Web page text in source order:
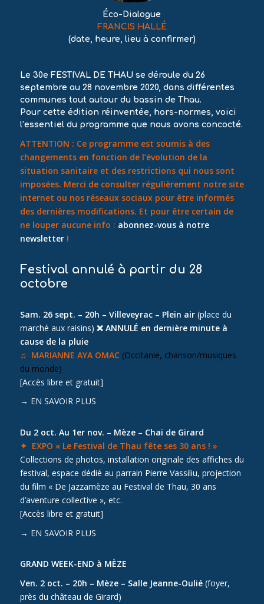
Éco-Dialogue
FRANCIS HALLÉ
(date, heure, lieu à confirmer)
Le 30e FESTIVAL DE THAU se déroule du 26
septembre au 28 novembre 2020, dans différentes
communes tout autour du bassin de Thau.
Pour cette édition réinventée, hors-normes, voici
l’essentiel du programme que nous avons concocté.
ATTENTION : Ce programme est soumis à des
changements en fonction de l’évolution de la
situation sanitaire et des restrictions qui nous sont
imposées. Merci de consulter régulièrement notre site
internet ou nos réseaux sociaux pour être informés
des dernières modifications. Et pour être certain de
ne louper aucune info : abonnez-vous à notre
newsletter!
Festival annulé à partir du 28
octobre
Sam. 26 sept. – 20h – Villeveyrac – Plein air(place du
marché aux raisins) ❌ ANNULÉ en dernière minute à
cause de la pluie
♫ MARIANNE AYA OMAC(Occitanie, chanson/musiques
du monde)
[Accès libre et gratuit]
→ EN SAVOIR PLUS
Du 2 oct. Au 1er nov. – Mèze – Chai de Girard
✦ EXPO « Le Festival de Thau fête ses 30 ans ! »
Collections de photos, installation originale des affiches du
festival, espace dédié au parrain Pierre Vassiliu, projection
du film « De Jazzamèze au Festival de Thau, 30 ans
d’aventure collective », etc.
[Accès libre et gratuit]
→ EN SAVOIR PLUS
GRAND WEEK-END à MÈZE
Ven. 2 oct. – 20h – Mèze – Salle Jeanne-Oulié(foyer,
près du château de Girard)